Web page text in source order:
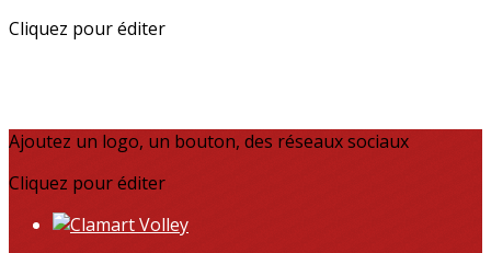
Cliquez pour éditer
Ajoutez un logo, un bouton, des réseaux sociaux
Cliquez pour éditer